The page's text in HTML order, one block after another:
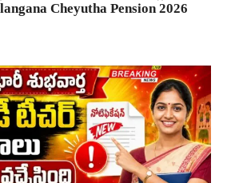
Cheyutha Pension 2026